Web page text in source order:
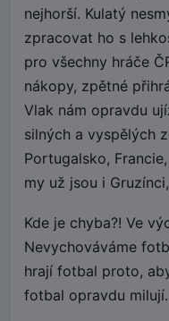
nejhorší. Kulatý
zpracovat ho s
pro všechny hráče
nákopy, zpětné
Vlak nám opravdu
silných a vyspělých
Portugalsko,
my už jsou i
Kde je chyba?! Ve
Nevychováváme
hrají fotbal proto,
fotbal opravdu